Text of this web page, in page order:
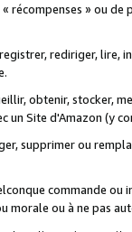
récompenses » ou
rediriger,
obtenir, stocker,
un Site d'Amazon (y
supprimer ou
commande
morale ou à ne pas